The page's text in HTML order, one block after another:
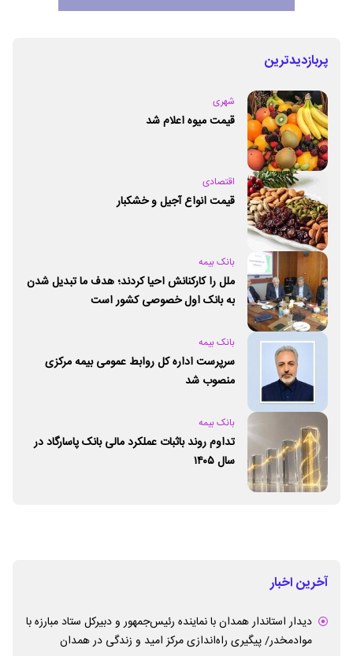
پربازدیدترین
شهری
قیمت میوه اعلام شد
اقتصادی
قیمت انواع آجیل و خشکبار
بانک بیمه
ملل را کارکنانش احیا کردند؛ هدف ما تبدیل شدن
به بانک اول خصوصی کشور است
بانک بیمه
سرپرست اداره کل روابط عمومی بیمه مرکزی
منصوب شد
بانک بیمه
تداوم روند باثبات عملکرد مالی بانک پاسارگاد در
سال ۱۴۰۵
آخرین اخبار
دیدار استاندار همدان با نماینده رئیس‌جمهور و دبیرکل ستاد مبارزه با
موادمخدر/ پیگیری راه‌اندازی مرکز امید و زندگی در همدان